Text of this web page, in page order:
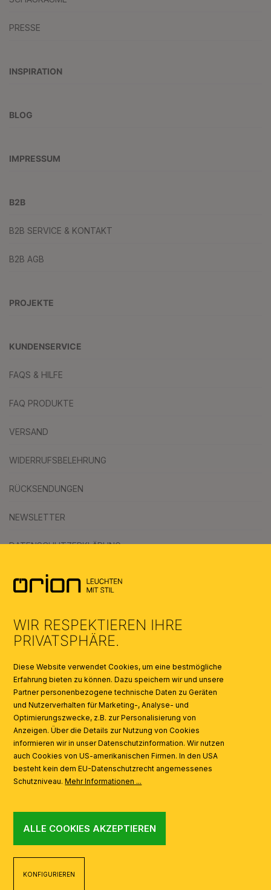
PRESSE
INSPIRATION
BLOG
IMPRESSUM
B2B
B2B SERVICE & KONTAKT
B2B AGB
PROJEKTE
KUNDENSERVICE
FAQS & HILFE
FAQ PRODUKTE
VERSAND
WIDERRUFSBELEHRUNG
RÜCKSENDUNGEN
NEWSLETTER
DATENSCHUTZERKLÄRUNG
KATALOGE
AI
WIR RESPEKTIEREN IHRE
PRIVATSPHÄRE.
Diese Website verwendet Cookies, um eine bestmögliche
Erfahrung bieten zu können. Dazu speichern wir und unsere
Partner personenbezogene technische Daten zu Geräten
und Nutzerverhalten für Marketing-, Analyse- und
Optimierungszwecke, z.B. zur Personalisierung von
Anzeigen. Über die Details zur Nutzung von Cookies
informieren wir in unser Datenschutzinformation. Wir nutzen
auch Cookies von US-amerikanischen Firmen. In den USA
besteht kein dem EU-Datenschutzrecht angemessenes
Schutzniveau.Mehr Informationen ...
ALLE COOKIES AKZEPTIEREN
KONFIGURIEREN